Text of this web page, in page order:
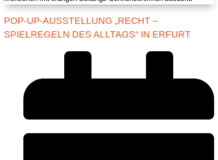
POP-UP-AUSSTELLUNG „RECHT –
SPIELREGELN DES ALLTAGS“ IN ERFURT